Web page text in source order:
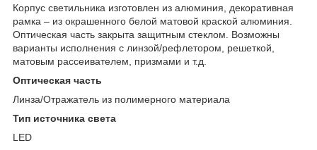
Корпус светильника изготовлен из алюминия, декоративная
рамка – из окрашенного белой матовой краской алюминия.
Оптическая часть закрыта защитным стеклом. Возможны
варианты исполнения с линзой/рефлетором, решеткой,
матовым рассеивателем, призмами и т.д.
Оптическая часть
Линза/Отражатель из полимерного материала
Тип источника света
LED